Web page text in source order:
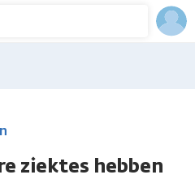
ziektes hebben